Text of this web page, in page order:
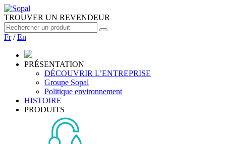
TROUVER UN REVENDEUR
Fr/En
PRÉSENTATION
DÉCOUVRIR L’ENTREPRISE
Groupe Sopal
Politique environnement
HISTOIRE
PRODUITS